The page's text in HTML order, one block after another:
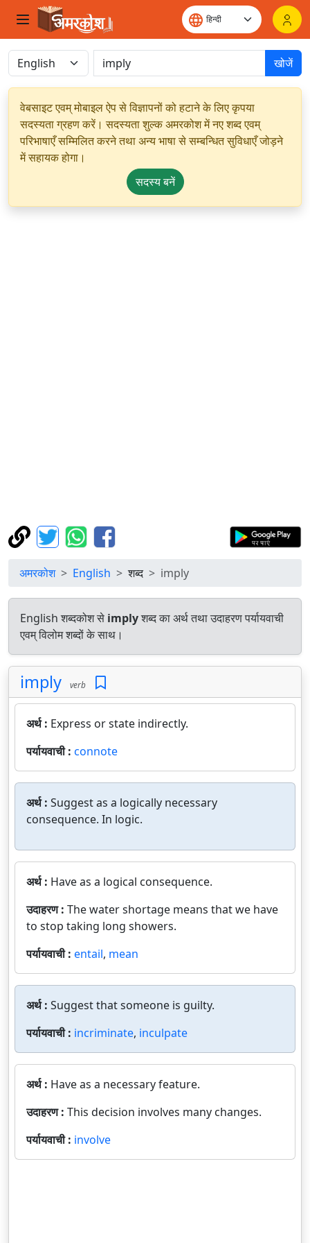
खोजें
वेबसाइट एवम् मोबाइल ऐप से विज्ञापनों को हटाने के लिए कृपया
सदस्यता ग्रहण करें। सदस्यता शुल्क अमरकोश में नए शब्द एवम्
परिभाषाएँ सम्मिलित करने तथा अन्य भाषा से सम्बन्धित सुविधाएँ जोड़ने
में सहायक होगा।
सदस्य बनें
अमरकोश English शब्द imply
English शब्दकोश से implyशब्द का अर्थ तथा उदाहरण पर्यायवाची
एवम् विलोम शब्दों के साथ।
imply verb
अर्थ : Express or state indirectly.
पर्यायवाची : connote
अर्थ : Suggest as a logically necessary
consequence. In logic.
अर्थ : Have as a logical consequence.
उदाहरण : The water shortage means that we have
to stop taking long showers.
पर्यायवाची : entail, mean
अर्थ : Suggest that someone is guilty.
पर्यायवाची : incriminate, inculpate
अर्थ : Have as a necessary feature.
उदाहरण : This decision involves many changes.
पर्यायवाची : involve